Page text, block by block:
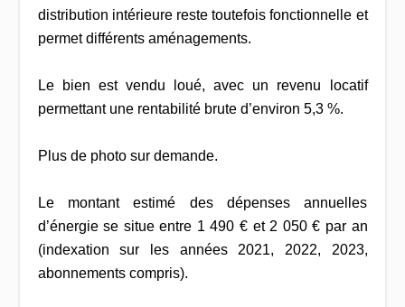
distribution intérieure reste toutefois fonctionnelle et
permet différents aménagements.
Le bien est vendu loué, avec un revenu locatif
permettant une rentabilité brute d’environ 5,3 %.
Plus de photo sur demande.
Le montant estimé des dépenses annuelles
d’énergie se situe entre 1 490 € et 2 050 € par an
(indexation sur les années 2021, 2022, 2023,
abonnements compris).